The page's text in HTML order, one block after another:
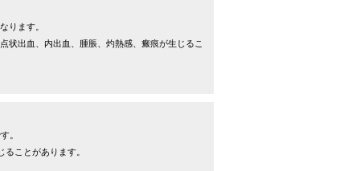
ります。
状出血、内出血、腫脹、灼熱感、瘢痕が生じるこ
。
ことがあります。